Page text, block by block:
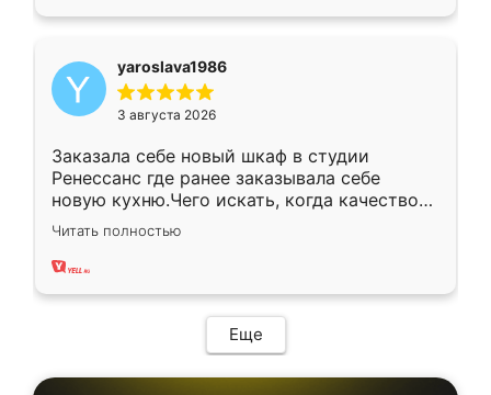
yaroslava1986
3 августа 2026
Заказала себе новый шкаф в студии
Ренессанс где ранее заказывала себе
новую кухню.Чего искать, когда качеством
вполне довольна. Служит кухня уже почти
два года, нареканий нет.
Читать полностью
Еще